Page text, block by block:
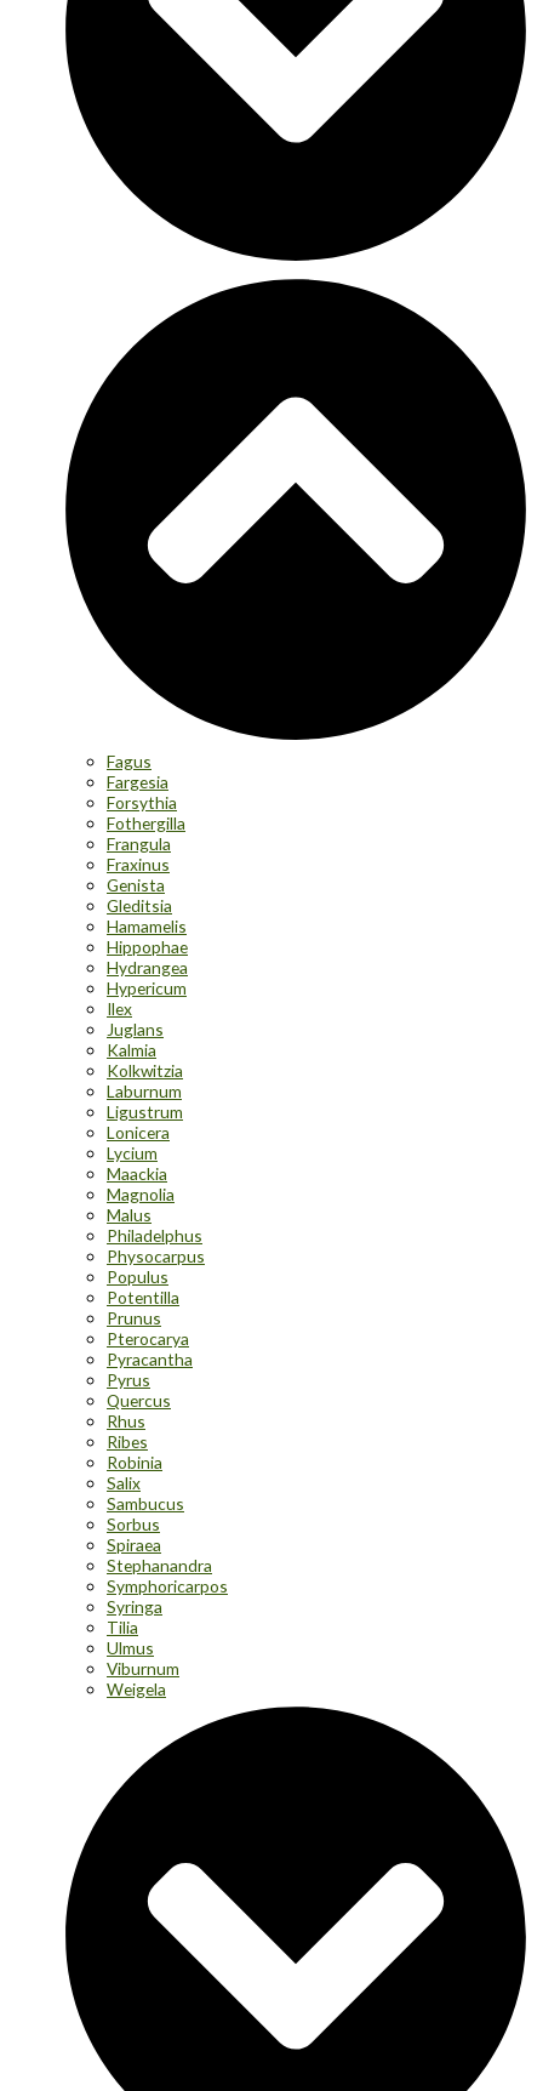
Fagus
Fargesia
Forsythia
Fothergilla
Frangula
Fraxinus
Genista
Gleditsia
Hamamelis
Hippophae
Hydrangea
Hypericum
Ilex
Juglans
Kalmia
Kolkwitzia
Laburnum
Ligustrum
Lonicera
Lycium
Maackia
Magnolia
Malus
Philadelphus
Physocarpus
Populus
Potentilla
Prunus
Pterocarya
Pyracantha
Pyrus
Quercus
Rhus
Ribes
Robinia
Salix
Sambucus
Sorbus
Spiraea
Stephanandra
Symphoricarpos
Syringa
Tilia
Ulmus
Viburnum
Weigela